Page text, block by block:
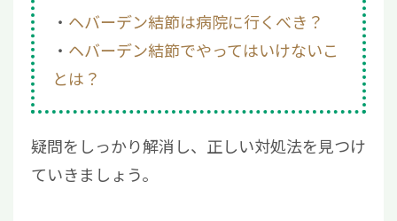
ヘバーデン結節は病院に行くべき？
ヘバーデン結節でやってはいけないこ
とは？
疑問をしっかり解消し、正しい対処法を見つけ
ていきましょう。